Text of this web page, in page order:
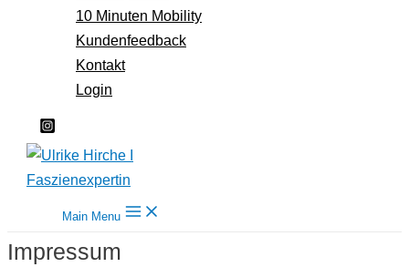
10 Minuten Mobility
Kundenfeedback
Kontakt
Login
Main Menu
Impressum